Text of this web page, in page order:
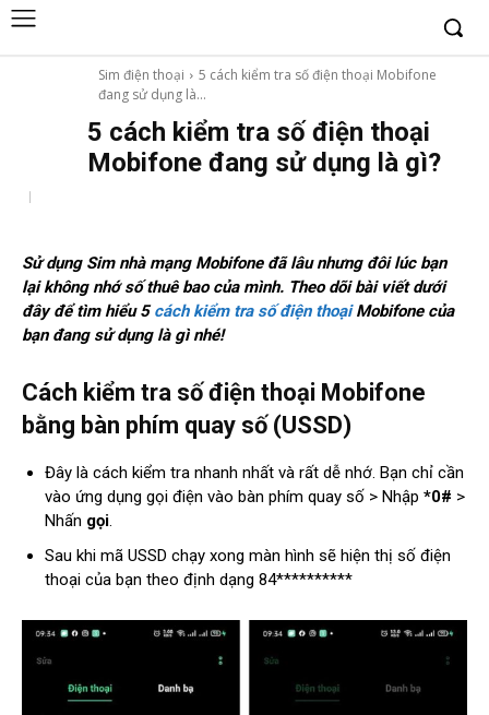
Sim điện thoại
5 cách kiểm tra số điện thoại Mobifone
đang sử dụng là...
5 cách kiểm tra số điện thoại
Mobifone đang sử dụng là gì?
Sử dụng Sim nhà mạng Mobifone đã lâu nhưng đôi lúc bạn
lại không nhớ số thuê bao của mình. Theo dõi bài viết dưới
đây để tìm hiểu 5cách kiểm tra số điện thoạiMobifone của
bạn đang sử dụng là gì nhé!
Cách kiểm tra số điện thoại Mobifone
bằng bàn phím quay số (USSD)
Đây là cách kiểm tra nhanh nhất và rất dễ nhớ. Bạn chỉ cần
vào ứng dụng gọi điện vào bàn phím quay số > Nhập *0# >
Nhấn gọi.
Sau khi mã USSD chạy xong màn hình sẽ hiện thị số điện
thoại của bạn theo định dạng 84**********